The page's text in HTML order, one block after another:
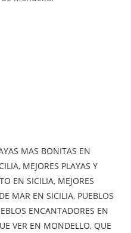
MAS BONITAS EN
, MEJORES PLAYAS Y
EN SICILIA, MEJORES
MAR EN SICILIA, PUEBLOS
ENCANTADORES EN
VER EN MONDELLO, QUE